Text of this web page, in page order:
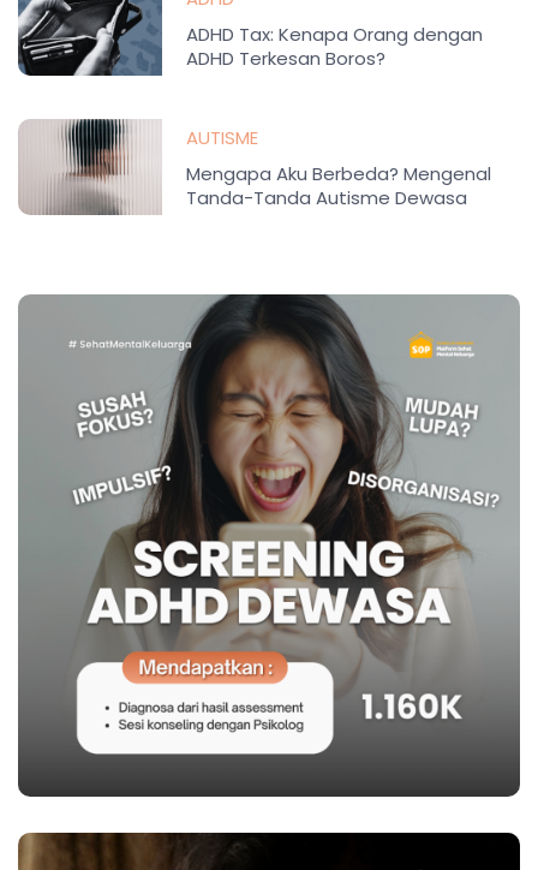
ADHD Tax: Kenapa Orang dengan
ADHD Terkesan Boros?
AUTISME
Mengapa Aku Berbeda? Mengenal
Tanda-Tanda Autisme Dewasa